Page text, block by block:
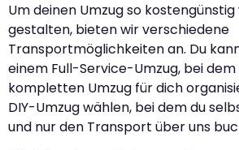
Um deinen Umzug so
gestalten, bieten wir verschiedene
Transportmöglichkeiten an. Du
einem Full-Service-Umzug, bei
kompletten Umzug für dich
DIY-Umzug wählen, bei dem du
und nur den Transport über uns